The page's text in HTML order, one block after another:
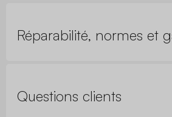
Réparabilité, normes et
Questions clients